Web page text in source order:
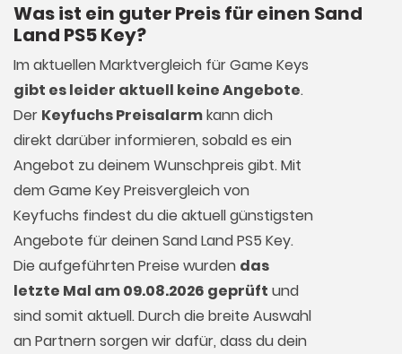
Was ist ein guter Preis für einen Sand
Land PS5 Key?
Im aktuellen Marktvergleich fürGame Keys
gibt es leider aktuell keine Angebote.
Der Keyfuchs Preisalarmkann dich
direkt darüber informieren, sobald es ein
Angebot zu deinem Wunschpreis gibt. Mit
dem Game Key Preisvergleich von
Keyfuchs findest du die aktuell günstigsten
Angebote für deinen Sand Land PS5 Key.
Die aufgeführten Preise wurden das
letzte Mal am 09.08.2026 geprüft und
sind somit aktuell. Durch die breite Auswahl
an Partnern sorgen wir dafür, dass du dein